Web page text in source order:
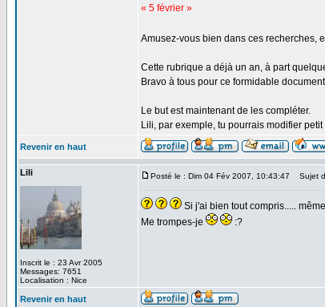
« 5 février »
Amusez-vous bien dans ces recherches,
Cette rubrique a déjà un an, à part
Bravo à tous pour ce formidable
Le but est maintenant de les compléter.
Lili, par exemple, tu pourrais modifier
Revenir en haut
Lili
Inscrit le : 23 Avr 2005
Messages: 7651
Localisation : Nice
Posté le : Dim 04 Fév 2007, 10:43:47 Sujet
Si j'ai bien tout compris.....
Me trompes-je
:?
Revenir en haut